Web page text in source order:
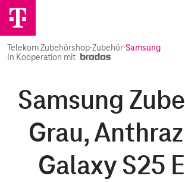
Telekom Zubehörshop·Zubehör·Samsung
In Kooperation mit
Samsung
Grau,
Galaxy S25